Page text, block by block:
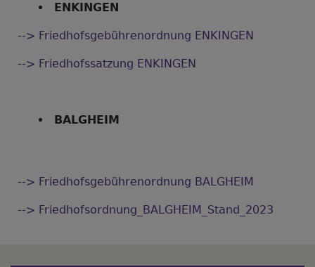
ENKINGEN
--> Friedhofsgebührenordnung ENKINGEN
--> Friedhofssatzung ENKINGEN
BALGHEIM
--> Friedhofsgebührenordnung BALGHEIM
--> Friedhofsordnung_BALGHEIM_Stand_2023